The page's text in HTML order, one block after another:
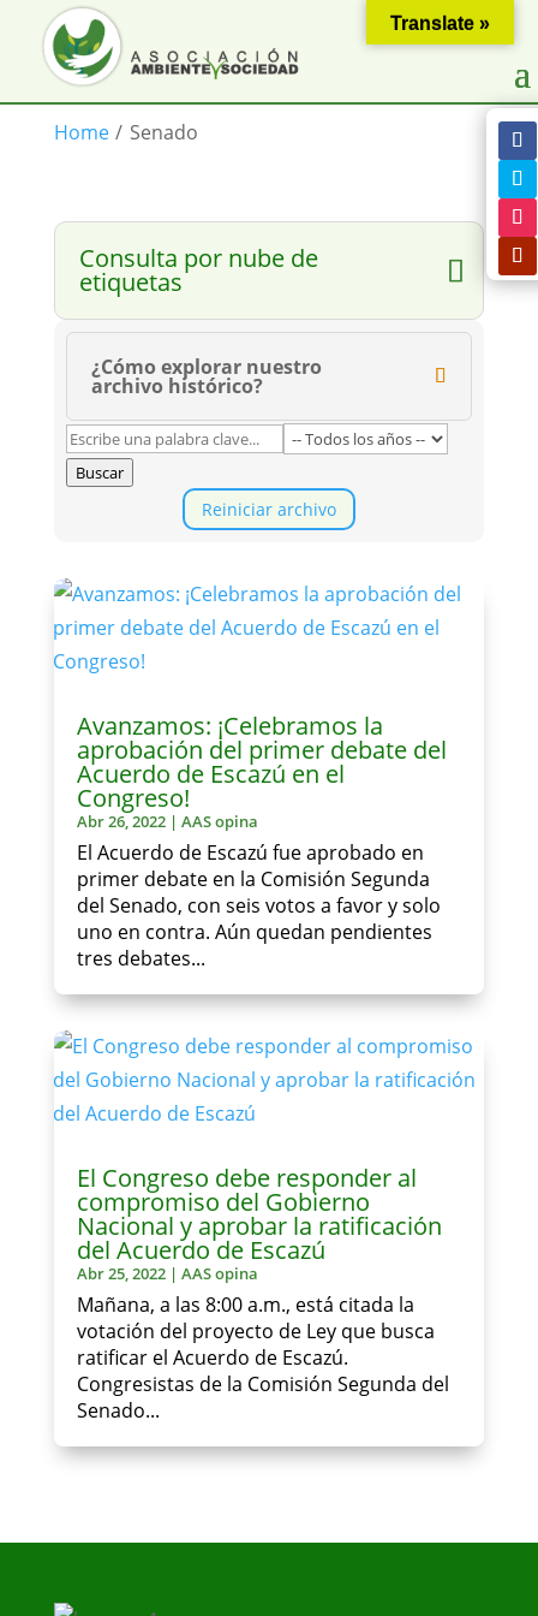
Home / Senado
Consulta por nube de
etiquetas
¿Cómo explorar nuestro
archivo histórico?
Buscar
Reiniciar archivo
Avanzamos: ¡Celebramos la
aprobación del primer debate del
Acuerdo de Escazú en el
Congreso!
Abr 26, 2022| AAS opina
El Acuerdo de Escazú fue aprobado en
primer debate en la Comisión Segunda
del Senado, con seis votos a favor y solo
uno en contra. Aún quedan pendientes
tres debates...
El Congreso debe responder al
compromiso del Gobierno
Nacional y aprobar la ratificación
del Acuerdo de Escazú
Abr 25, 2022| AAS opina
Mañana, a las 8:00 a.m., está citada la
votación del proyecto de Ley que busca
ratificar el Acuerdo de Escazú.
Congresistas de la Comisión Segunda del
Senado...
Translate »